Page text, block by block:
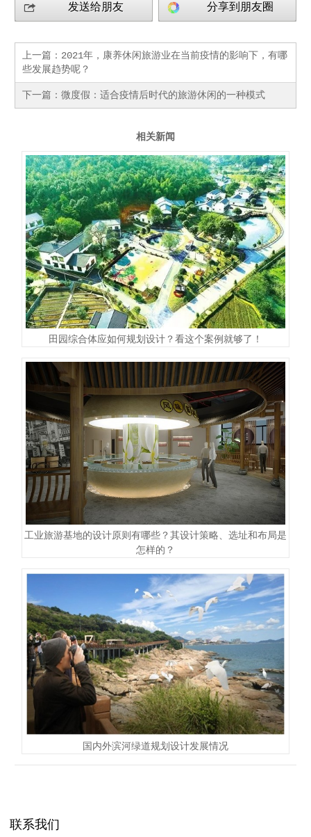
发送给朋友 分享到朋友圈
上一篇： 2021年，康养休闲旅游业在当前疫情的影响下，有哪
些发展趋势呢？
下一篇： 微度假：适合疫情后时代的旅游休闲的一种模式
相关新闻
田园综合体应如何规划设计？看这个案例就够了！
工业旅游基地的设计原则有哪些？其设计策略、选址和布局是
怎样的？
国内外滨河绿道规划设计发展情况
联系我们